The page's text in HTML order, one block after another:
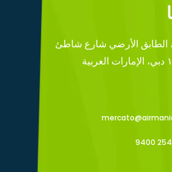
الطابق الأرضي شارع شاطئ
جميرا جميرا ١ دبي، الإمارات العربية